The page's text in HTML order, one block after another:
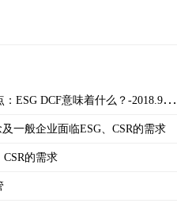
ESG DCF意味着什么？-2018.9.5-
一般企业面临ESG、CSR的需求
的需求